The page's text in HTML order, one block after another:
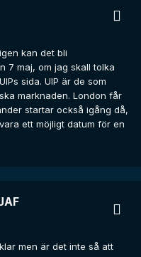
kan det bli
7 maj, om jag skall tolka
sida. UIP är de som
marknaden. London får
startar också igång då,
ett möjligt datum för en
men är det inte så att